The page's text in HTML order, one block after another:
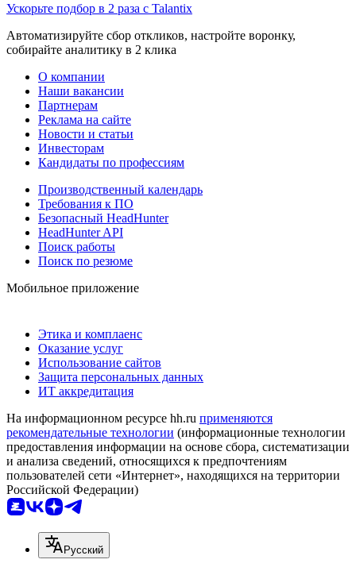
Ускорьте подбор в 2 раза с Talantix
Автоматизируйте сбор откликов, настройте воронку,
собирайте аналитику в 2 клика
О компании
Наши вакансии
Партнерам
Реклама на сайте
Новости и статьи
Инвесторам
Кандидаты по профессиям
Производственный календарь
Требования к ПО
Безопасный HeadHunter
HeadHunter API
Поиск работы
Поиск по резюме
Мобильное приложение
Этика и комплаенс
Оказание услуг
Использование сайтов
Защита персональных данных
ИТ аккредитация
На информационном ресурсе hh.ru применяются
рекомендательные технологии (информационные технологии
предоставления информации на основе сбора, систематизации
и анализа сведений, относящихся к предпочтениям
пользователей сети «Интернет», находящихся на территории
Российской Федерации)
Русский